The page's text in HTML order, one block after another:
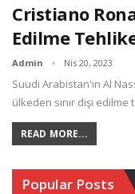
Cristiano
Edilme
Admin Nis 20, 2023
Suudi Arabistan'ın Al
ülkeden sınır dışı
READ MORE...
Popular Posts